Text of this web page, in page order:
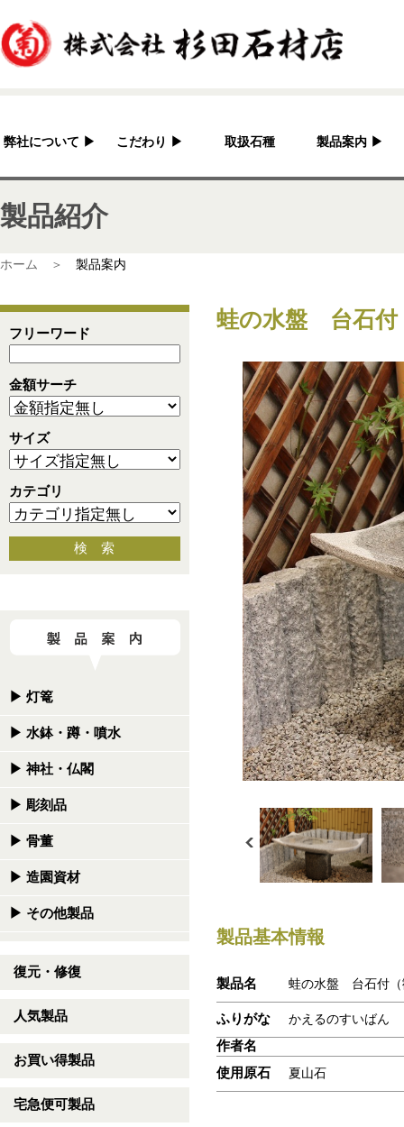
弊社について ▶
杉田石材店とは？
会社概要
こだわり ▶
加工へのこだわり
取扱石種 製品案内 ▶
灯篭
骨董
造園資材
その他
製品紹介
ホーム ＞ 製品案内
フリーワード
金額サーチ
サイズ
カテゴリ
検 索
▶ 灯篭
▶ 水鉢・蹲・噴水
▶ 神社・仏閣
▶ 彫刻品
▶ 骨董
▶ 造園資材
▶ その他製品
復元・修復
人気製品
お買い得製品
宅急便可製品
蛙の水盤 台石付
製品基本情報
製品名 蛙の水盤 台石付（
ふりがな かえるのすいばん
作者名
使用原石
夏山石